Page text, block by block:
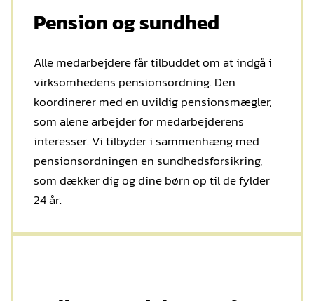
Pension og sundhed
Alle medarbejdere får tilbuddet om at indgå i
virksomhedens pensionsordning. Den
koordinerer med en uvildig pensionsmægler,
som alene arbejder for medarbejderens
interesser. Vi tilbyder i sammenhæng med
pensionsordningen en sundhedsforsikring,
som dækker dig og dine børn op til de fylder
24 år.